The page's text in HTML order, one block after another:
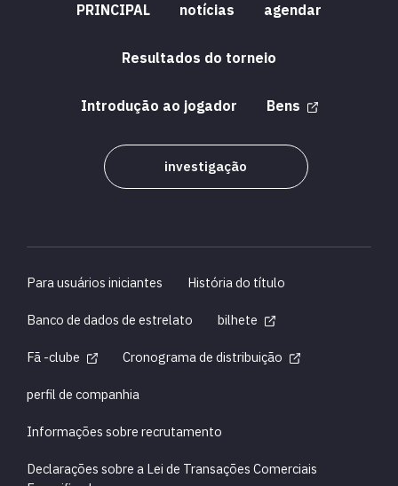
PRINCIPAL notícias agendar
Resultados do torneio
Introdução ao jogador Bens
investigação
Para usuários iniciantes
História do título
Banco de dados de estrelato
bilhete
Fã -clube
Cronograma de distribuição
perfil de companhia
Informações sobre recrutamento
Declarações sobre a Lei de Transações Comerciais